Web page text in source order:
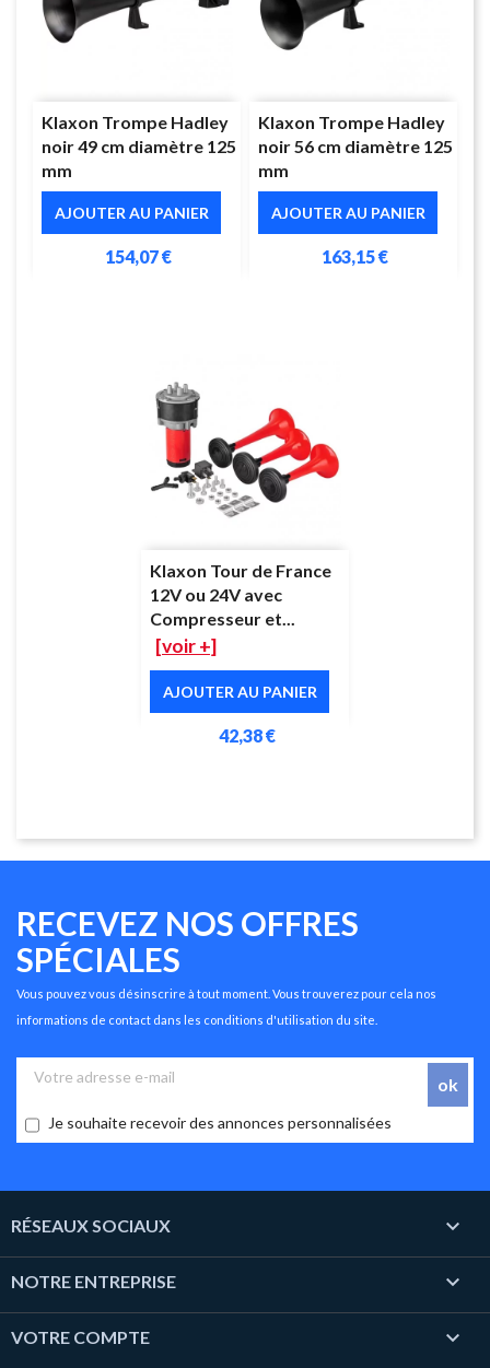
Klaxon Trompe Hadley
noir 49 cm diamètre 125
mm
AJOUTER AU PANIER
154,07 €
Klaxon Trompe Hadley
noir 56 cm diamètre 125
mm
AJOUTER AU PANIER
163,15 €
Klaxon Tour de France
12V ou 24V avec
Compresseur et...
[voir +]
AJOUTER AU PANIER
42,38 €
RECEVEZ NOS OFFRES
SPÉCIALES
Vous pouvez vous désinscrire à tout moment. Vous trouverez pour cela nos
informations de contact dans les conditions d'utilisation du site.
Je souhaite recevoir des annonces personnalisées
RÉSEAUX SOCIAUX 
NOTRE ENTREPRISE 
VOTRE COMPTE 